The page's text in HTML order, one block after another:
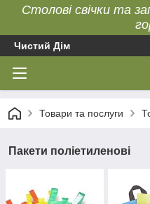
Столові свічки та
Чистий Дім
Товари та послуги
Пакети поліетиленові